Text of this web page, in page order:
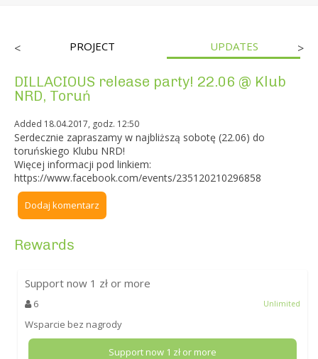
< PROJECT UPDATES >
DILLACIOUS release party! 22.06 @ Klub
NRD, Toruń
Added 18.04.2017, godz. 12:50
Serdecznie zapraszamy w najbliższą sobotę (22.06) do
toruńskiego Klubu NRD!
Więcej informacji pod linkiem:
https://www.facebook.com/events/235120210296858
Dodaj komentarz
Rewards
Support now 1 zł or more
6 Unlimited
Wsparcie bez nagrody
Support now 1 zł or more